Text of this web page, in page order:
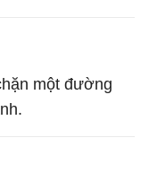
một đường